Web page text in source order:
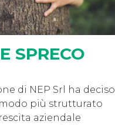
SPRECO
di NEP Srl ha deciso
più strutturato
aziendale